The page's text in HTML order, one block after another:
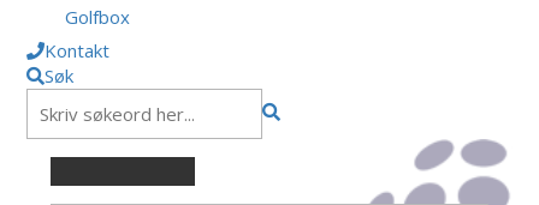
Golfbox
Kontakt
Søk